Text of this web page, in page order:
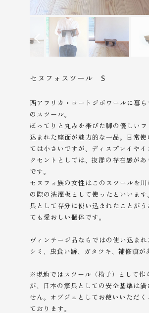
セヌフォスツール S
西アフリカ・コートジボワールに暮
のスツール。
ぽってりと丸みを帯びた脚の優しいフ
込まれた座面が魅力的な一品。日常使
ては小さいですが、ディスプレイやイ
クセントとしては、抜群の存在感があ
です。
セヌフォ族の女性はこのスツールを川
の際の洗濯板として使ったといいます
具として存分に使い込まれたことがう
ても愛おしい個体です。
ヴィンテージ品ならではの使い込まれ
シミ、虫食い跡、ガタツキ、補修痕が
※現地ではスツール（椅子）として作
が、日本の家具としての安全基準は満
せん。オブジェとしてお使いいただく
ております。